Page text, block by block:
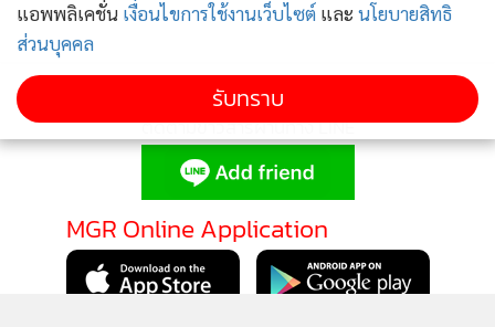
ติดตามข่าวสารผ่านทาง LINE
MGR Online Application
แอพพลิเคชั่น เงื่อนไขการใช้งานเว็บไซต์ และ นโยบายสิทธิ
ส่วนบุคคล
รับทราบ